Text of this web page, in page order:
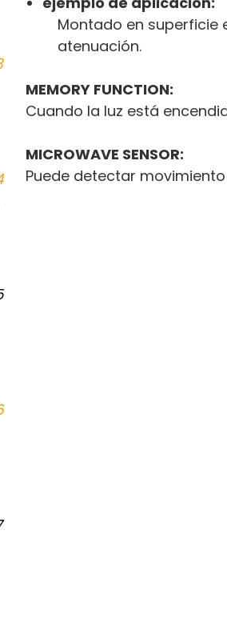
Montado en
atenuación.
MEMORY FUNCTION:
Cuando la luz está
MICROWAVE SENSOR:
Puede detectar